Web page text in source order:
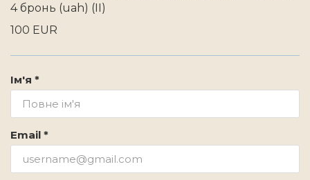
4 бронь (uah) (II)
100 EUR
Ім'я *
Email *